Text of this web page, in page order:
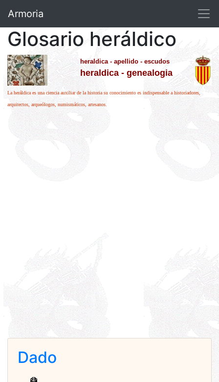
Armoria
Glosario heráldico
heraldica - apellido - escudos
heraldica - genealogia
La heráldica es una ciencia auxiliar de la historia su conocimiento es indispensable a historiadores,
arquitectos, arqueólogos, numismáticos, artesanos.
Dado